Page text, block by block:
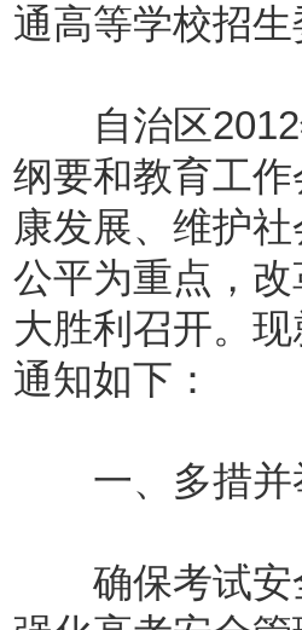
通高等学校招生
自治区2012
纲要和教育工
康发展、维护
公平为重点，
大胜利召开。
通知如下：
一、多措并
确保考试安全